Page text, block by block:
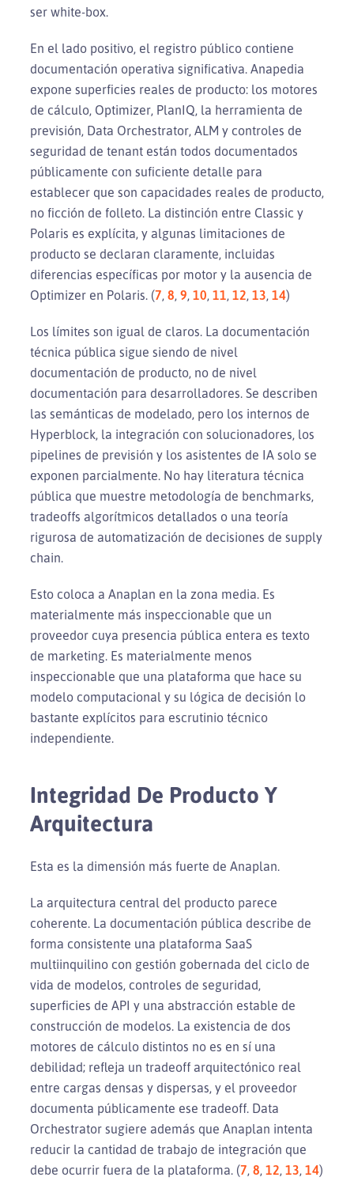
ser white-box.
En el lado positivo, el registro público contiene
documentación operativa significativa. Anapedia
expone superficies reales de producto: los motores
de cálculo, Optimizer, PlanIQ, la herramienta de
previsión, Data Orchestrator, ALM y controles de
seguridad de tenant están todos documentados
públicamente con suficiente detalle para
establecer que son capacidades reales de producto,
no ficción de folleto. La distinción entre Classic y
Polaris es explícita, y algunas limitaciones de
producto se declaran claramente, incluidas
diferencias específicas por motor y la ausencia de
Optimizer en Polaris. (7, 8, 9, 10, 11, 12, 13, 14)
Los límites son igual de claros. La documentación
técnica pública sigue siendo de nivel
documentación de producto, no de nivel
documentación para desarrolladores. Se describen
las semánticas de modelado, pero los internos de
Hyperblock, la integración con solucionadores, los
pipelines de previsión y los asistentes de IA solo se
exponen parcialmente. No hay literatura técnica
pública que muestre metodología de benchmarks,
tradeoffs algorítmicos detallados o una teoría
rigurosa de automatización de decisiones de supply
chain.
Esto coloca a Anaplan en la zona media. Es
materialmente más inspeccionable que un
proveedor cuya presencia pública entera es texto
de marketing. Es materialmente menos
inspeccionable que una plataforma que hace su
modelo computacional y su lógica de decisión lo
bastante explícitos para escrutinio técnico
independiente.
Integridad De Producto Y
Arquitectura
Esta es la dimensión más fuerte de Anaplan.
La arquitectura central del producto parece
coherente. La documentación pública describe de
forma consistente una plataforma SaaS
multiinquilino con gestión gobernada del ciclo de
vida de modelos, controles de seguridad,
superficies de API y una abstracción estable de
construcción de modelos. La existencia de dos
motores de cálculo distintos no es en sí una
debilidad; refleja un tradeoff arquitectónico real
entre cargas densas y dispersas, y el proveedor
documenta públicamente ese tradeoff. Data
Orchestrator sugiere además que Anaplan intenta
reducir la cantidad de trabajo de integración que
debe ocurrir fuera de la plataforma. (7, 8, 12, 13, 14)